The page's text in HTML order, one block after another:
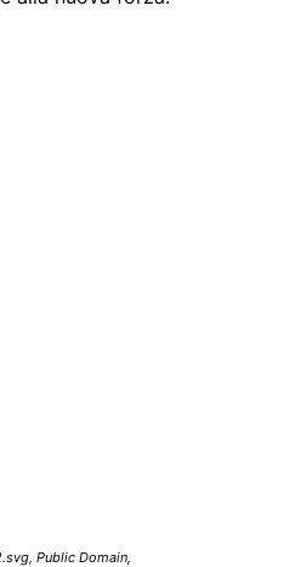
Public Domain,